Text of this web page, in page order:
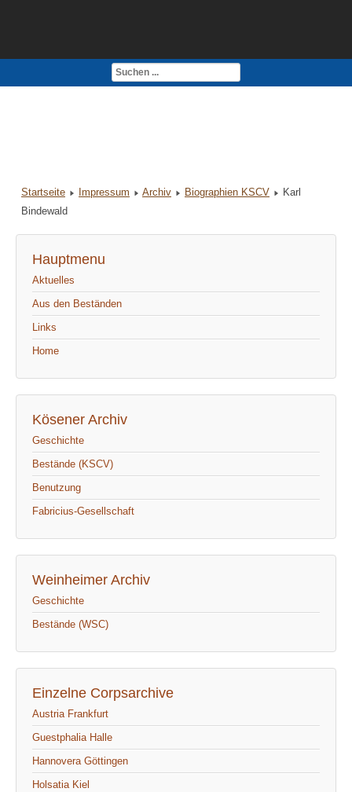
Impressum
Startseite Impressum Archiv Biographien KSCV
Karl
Bindewald
Hauptmenu
Aktuelles
Aus den Beständen
Links
Home
Kösener Archiv
Geschichte
Bestände (KSCV)
Benutzung
Fabricius-Gesellschaft
Weinheimer Archiv
Geschichte
Bestände (WSC)
Einzelne Corpsarchive
Austria Frankfurt
Guestphalia Halle
Hannovera Göttingen
Holsatia Kiel